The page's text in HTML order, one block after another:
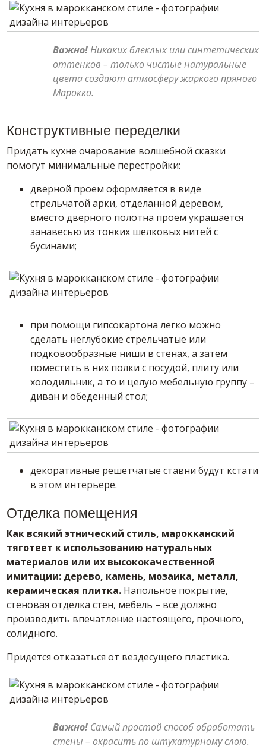
Важно!Никаких блеклых или синтетических
оттенков – только чистые натуральные
цвета создают атмосферу жаркого пряного
Марокко.
Конструктивные переделки
Придать кухне очарование волшебной сказки
помогут минимальные перестройки:
дверной проем оформляется в виде
стрельчатой арки, отделанной деревом,
вместо дверного полотна проем украшается
занавесью из тонких шелковых нитей с
бусинами;
при помощи гипсокартона легко можно
сделать неглубокие стрельчатые или
подковообразные ниши в стенах, а затем
поместить в них полки с посудой, плиту или
холодильник, а то и целую мебельную группу –
диван и обеденный стол;
декоративные решетчатые ставни будут кстати
в этом интерьере.
Отделка помещения
Как всякий этнический стиль, марокканский
тяготеет к использованию натуральных
материалов или их высококачественной
имитации: дерево, камень, мозаика, металл,
керамическая плитка. Напольное покрытие,
стеновая отделка стен, мебель – все должно
производить впечатление настоящего, прочного,
солидного.
Придется отказаться от вездесущего пластика.
Важно! Самый простой способ обработать
стены – окрасить по штукатурному слою.